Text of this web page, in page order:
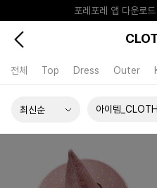
포레포레 앱 다운
하우스오브캐러셀, 국내
전체 Top Dress Outer
아이템